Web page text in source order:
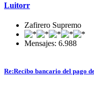
Luitorr
Zafirero Supremo
Mensajes: 6.988
Re:Recibo bancario del pago